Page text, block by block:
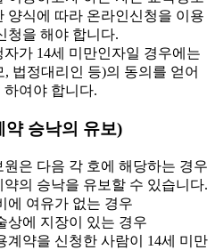
양식에 따라 온라인신청을 이용
청을 해야 합니다.
가 14세 미만인자일 경우에는
, 법정대리인 등)의 동의를 얻어
하여야 합니다.
약 승낙의 유보)
은 다음 각 호에 해당하는 경우
약의 승낙을 유보할 수 있습니다.
에 여유가 없는 경우
상에 지장이 있는 경우
계약을 신청한 사람이 14세 미만